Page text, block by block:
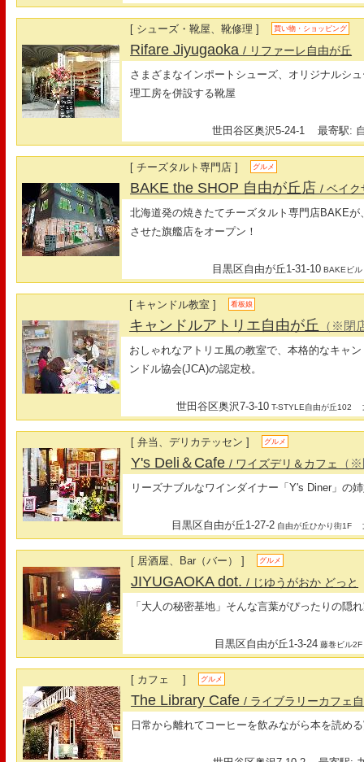
[ シューズ・靴屋、靴修理 ] 買い物・ショッピング
Rifare Jiyugaoka/ リファーレ自由が丘
さまざまなインポートシューズ、オリジナルシ
理工房を併設する靴屋
世田谷区奥沢5-24-1 最寄駅:
[ チーズタルト専門店 ] グルメ
BAKE the SHOP 自由が丘店/ ベイク
北海道発の焼きたてチーズタルト専門店BAKE
させた旗艦店をオープン！
目黒区自由が丘1-31-10 BAKEビル
[ キャンドル教室 ] 看板娘
キャンドルアトリエ自由が丘 （※閉
おしゃれなアトリエ風の教室で、本格的なキャ
ンドル協会(JCA)の認定校。
世田谷区奥沢7-3-10 T-STYLE自由が丘102
[ 弁当、デリカテッセン ] グルメ
Y's Deli＆Cafe/ ワイズデリ＆カフェ （
リーズナブルなワインダイナー「Y's Diner」の
目黒区自由が丘1-27-2 自由が丘ひかり街1F
[ 居酒屋、Bar（バー） ] グルメ
JIYUGAOKA dot./ じゆうがおか どっと
「大人の秘密基地」そんな言葉がぴったりの隠
目黒区自由が丘1-3-24 藤巻ビル2F
[ カフェ ] グルメ
The Library Cafe/ ライブラリーカフェ
日常から離れてコーヒーを飲みながら本を読め